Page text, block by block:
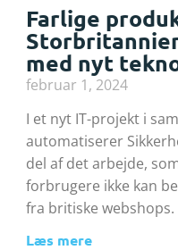
Farlige
med nyt
februar 1, 2024
I et nyt IT-projekt i
automatiserer
del af det arbejde,
forbrugere ikke kan
fra britiske webshops.
Læs mere